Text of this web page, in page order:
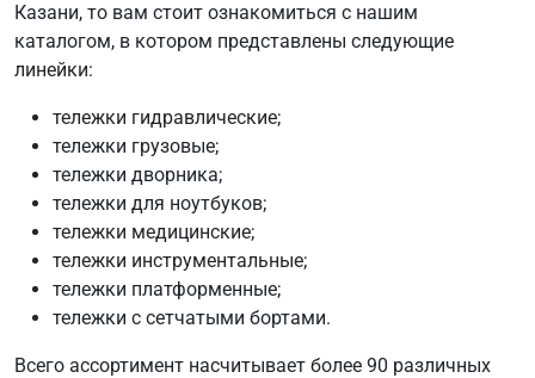
Казани, то вам стоит ознакомиться с нашим
каталогом, в котором представлены следующие
линейки:
тележки гидравлические;
тележки грузовые;
тележки дворника;
тележки для ноутбуков;
тележки медицинские;
тележки инструментальные;
тележки платформенные;
тележки с сетчатыми бортами.
Всего ассортимент насчитывает более 90 различных